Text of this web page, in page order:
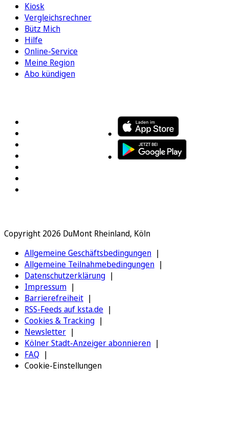
Kiosk
Vergleichsrechner
Bütz Mich
Hilfe
Online-Service
Meine Region
Abo kündigen
Copyright 2026 DuMont Rheinland, Köln
Allgemeine Geschäftsbedingungen
Allgemeine Teilnahmebedingungen
Datenschutzerklärung
Impressum
Barrierefreiheit
RSS-Feeds auf ksta.de
Cookies & Tracking
Newsletter
Kölner Stadt-Anzeiger abonnieren
FAQ
Cookie-Einstellungen